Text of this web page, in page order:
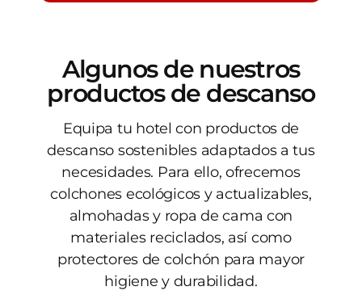
Algunos de nuestros
productos de descanso
Equipa tu hotel con productos de
descanso sostenibles adaptados a tus
necesidades. Para ello, ofrecemos
colchones ecológicos y actualizables,
almohadas y ropa de cama con
materiales reciclados, así como
protectores de colchón para mayor
higiene y durabilidad.